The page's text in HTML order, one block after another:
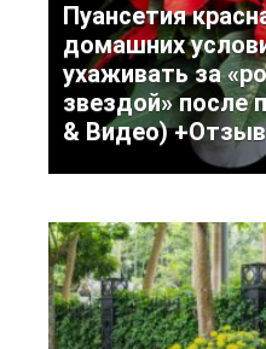
Пуансетия
домашних
ухаживать за
звездой» после
& Видео)